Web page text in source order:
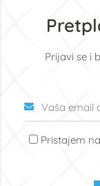
Prijavi se i
Pristajem